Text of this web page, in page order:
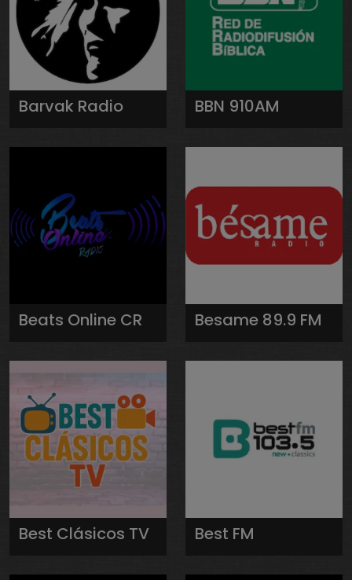
Barvak Radio BBN 910AM
Beats Online CR Besame 89.9 FM
Best Clásicos TV Best FM